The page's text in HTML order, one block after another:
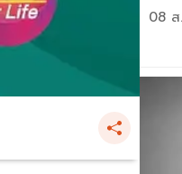
08 ส